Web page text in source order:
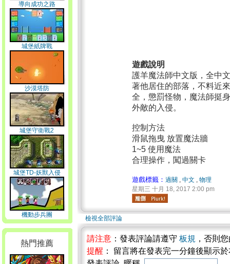
導向成功之路
城堡紙牌戰
沙漠塔防
城堡守衛戰2
城堡TD-妖獸入侵
機動步兵團
熱門推薦
遊戲說明
護羊魔法師中文版，全中
著他居住的部落，不料近
全，懲罰怪物，魔法師挺
外敵的入侵。
控制方法
滑鼠拖曳 放置魔法牆
1~5 使用魔法
合理操作，闖過關卡
遊戲標籤： 過關 , 中文 , 物理
星期三 十月 18, 2017 2:00 pm
檢視全部評論
請注意 ：發表評論請遵守 板規 ，否則
提醒 ： 留言將在發表完一分鐘後顯示